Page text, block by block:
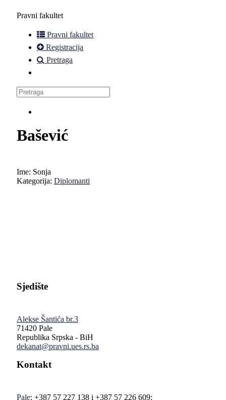
Pravni fakultet
Pravni fakultet
Registracija
Pretraga
Bašević
Ime: Sonja
Kategorija: Diplomanti
Sjedište
Alekse Šantića br.3
71420 Pale
Republika Srpska - BiH
dekanat@pravni.ues.rs.ba
Kontakt
Pale: +387 57 227 138 i +387 57 226 609;